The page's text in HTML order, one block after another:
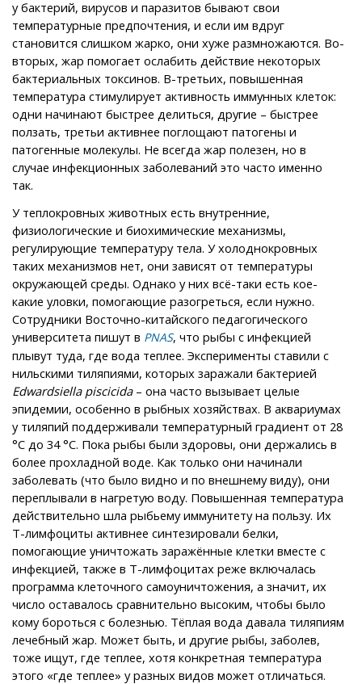
у бактерий, вирусов и паразитов бывают свои
температурные предпочтения, и если им вдруг
становится слишком жарко, они хуже размножаются. Во-
вторых, жар помогает ослабить действие некоторых
бактериальных токсинов. В-третьих, повышенная
температура стимулирует активность иммунных клеток:
одни начинают быстрее делиться, другие – быстрее
ползать, третьи активнее поглощают патогены и
патогенные молекулы. Не всегда жар полезен, но в
случае инфекционных заболеваний это часто именно
так.
У теплокровных животных есть внутренние,
физиологические и биохимические механизмы,
регулирующие температуру тела. У холоднокровных
таких механизмов нет, они зависят от температуры
окружающей среды. Однако у них всё-таки есть кое-
какие уловки, помогающие разогреться, если нужно.
Сотрудники Восточно-китайского педагогического
университета пишут в PNAS, что рыбы с инфекцией
плывут туда, где вода теплее. Эксперименты ставили с
нильскими тиляпиями, которых заражали бактерией
Edwardsiella piscicida– она часто вызывает целые
эпидемии, особенно в рыбных хозяйствах. В аквариумах
у тиляпий поддерживали температурный градиент от 28
°С до 34 °С. Пока рыбы были здоровы, они держались в
более прохладной воде. Как только они начинали
заболевать (что было видно и по внешнему виду), они
переплывали в нагретую воду. Повышенная температура
действительно шла рыбьему иммунитету на пользу. Их
Т-лимфоциты активнее синтезировали белки,
помогающие уничтожать заражённые клетки вместе с
инфекцией, также в Т-лимфоцитах реже включалась
программа клеточного самоуничтожения, а значит, их
число оставалось сравнительно высоким, чтобы было
кому бороться с болезнью. Тёплая вода давала тиляпиям
лечебный жар. Может быть, и другие рыбы, заболев,
тоже ищут, где теплее, хотя конкретная температура
этого «где теплее» у разных видов может отличаться.